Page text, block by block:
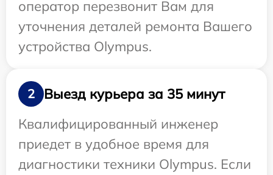
оператор перезвонит Вам для
уточнения деталей ремонта Вашего
устройства Olympus.
2
Выезд курьера за 35 минут
Квалифицированный инженер
приедет в удобное время для
диагностики техники Olympus. Если